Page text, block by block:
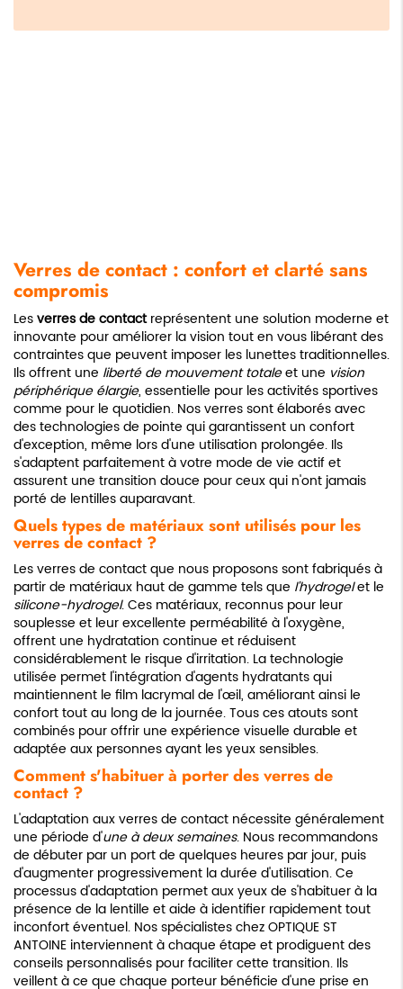
Verres de contact : confort et clarté sans
compromis
Lesverres de contactreprésentent une solution moderne et
innovante pour améliorer la vision tout en vous libérant des
contraintes que peuvent imposer les lunettes traditionnelles.
Ils offrent une liberté de mouvement totaleet une vision
périphérique élargie, essentielle pour les activités sportives
comme pour le quotidien. Nos verres sont élaborés avec
des technologies de pointe qui garantissent un confort
d'exception, même lors d'une utilisation prolongée. Ils
s'adaptent parfaitement à votre mode de vie actif et
assurent une transition douce pour ceux qui n'ont jamais
porté de lentilles auparavant.
Quels types de matériaux sont utilisés pour les
verres de contact ?
Les verres de contact que nous proposons sont fabriqués à
partir de matériaux haut de gamme tels que l'hydrogelet le
silicone-hydrogel. Ces matériaux, reconnus pour leur
souplesse et leur excellente perméabilité à l'oxygène,
offrent une hydratation continue et réduisent
considérablement le risque d'irritation. La technologie
utilisée permet l'intégration d'agents hydratants qui
maintiennent le film lacrymal de l'œil, améliorant ainsi le
confort tout au long de la journée. Tous ces atouts sont
combinés pour offrir une expérience visuelle durable et
adaptée aux personnes ayant les yeux sensibles.
Comment s'habituer à porter des verres de
contact ?
L'adaptation aux verres de contact nécessite généralement
une période d'une à deux semaines. Nous recommandons
de débuter par un port de quelques heures par jour, puis
d'augmenter progressivement la durée d'utilisation. Ce
processus d'adaptation permet aux yeux de s'habituer à la
présence de la lentille et aide à identifier rapidement tout
inconfort éventuel. Nos spécialistes chez OPTIQUE ST
ANTOINE interviennent à chaque étape et prodiguent des
conseils personnalisés pour faciliter cette transition. Ils
veillent à ce que chaque porteur bénéficie d'une prise en